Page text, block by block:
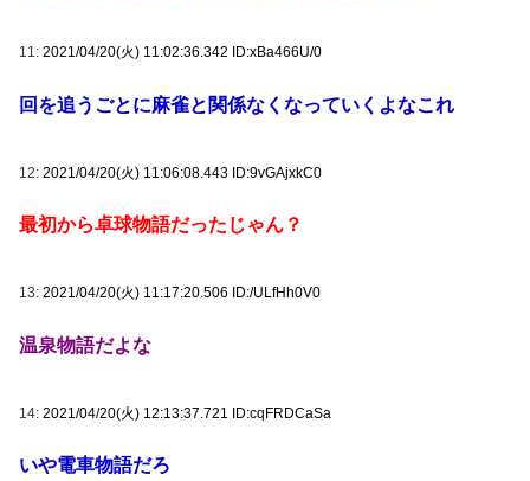
11: 2021/04/20(火) 11:02:36.342 ID:xBa466U/0
回を追うごとに麻雀と関係なくなっていくよなこれ
12: 2021/04/20(火) 11:06:08.443 ID:9vGAjxkC0
最初から卓球物語だったじゃん？
13: 2021/04/20(火) 11:17:20.506 ID:/ULfHh0V0
温泉物語だよな
14: 2021/04/20(火) 12:13:37.721 ID:cqFRDCaSa
いや電車物語だろ